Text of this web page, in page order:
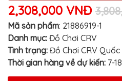
VINFAST
ĐỒ
CHƠI
Ô
TÔ
ĐỒ
2,308,000 VNĐ
Mã sản phẩm: 21886919-1
Danh mục: Đồ Chơi CRV
Tình trạng: Đồ Chơi CRV Quốc
Thời gian hàng về dự kiến: 7-